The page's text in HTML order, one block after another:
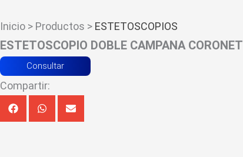
Inicio > Productos > ESTETOSCOPIOS
ESTETOSCOPIO DOBLE CAMPANA CORONET
Consultar
Compartir: